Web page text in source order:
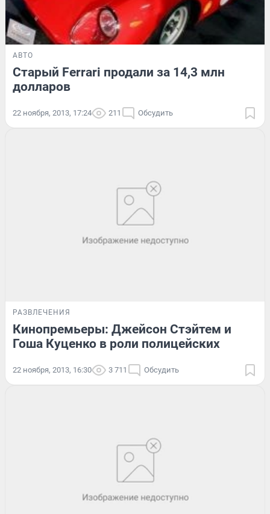
АВТО
Старый Ferrari продали за 14,3 млн
долларов
22 ноября, 2013, 17:24 211 Обсудить
РАЗВЛЕЧЕНИЯ
Кинопремьеры: Джейсон Стэйтем и
Гоша Куценко в роли полицейских
22 ноября, 2013, 16:30 3 711 Обсудить